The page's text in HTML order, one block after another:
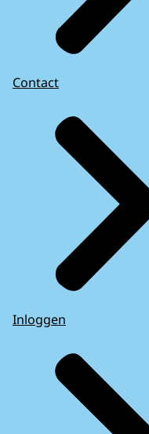
Contact
Inloggen